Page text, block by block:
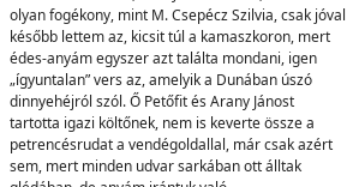
olyan fogékony, mint M. Csepécz Szilvia, csak jóval
később lettem az, kicsit túl a kamaszkoron, mert
édes-anyám egyszer azt találta mondani, igen
„ígyuntalan” vers az, amelyik a Dunában úszó
dinnyehéjról szól. Ő Petőfit és Arany Jánost
tartotta igazi költőnek, nem is keverte össze a
petrencésrudat a vendégoldallal, már csak azért
sem, mert minden udvar sarkában ott álltak